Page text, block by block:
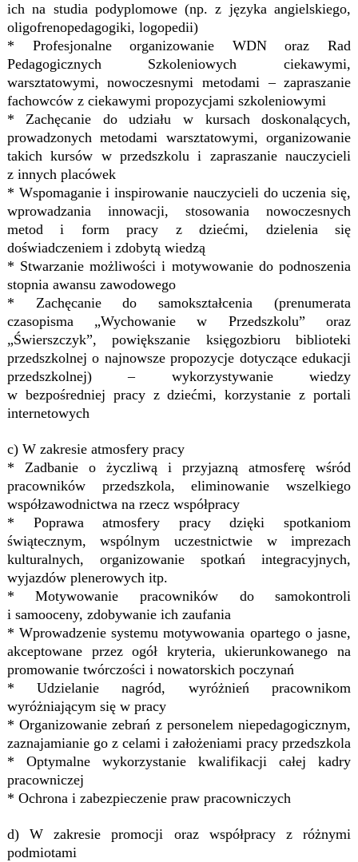
ich na studia podyplomowe (np. z języka angielskiego,
oligofrenopedagogiki, logopedii)
* Profesjonalne organizowanie WDN oraz Rad
Pedagogicznych Szkoleniowych ciekawymi,
warsztatowymi, nowoczesnymi metodami – zapraszanie
fachowców z ciekawymi propozycjami szkoleniowymi
* Zachęcanie do udziału w kursach doskonalących,
prowadzonych metodami warsztatowymi, organizowanie
takich kursów w przedszkolu i zapraszanie nauczycieli
z innych placówek
* Wspomaganie i inspirowanie nauczycieli do uczenia się,
wprowadzania innowacji, stosowania nowoczesnych
metod i form pracy z dziećmi, dzielenia się
doświadczeniem i zdobytą wiedzą
* Stwarzanie możliwości i motywowanie do podnoszenia
stopnia awansu zawodowego
* Zachęcanie do samokształcenia (prenumerata
czasopisma „Wychowanie w Przedszkolu” oraz
„Świerszczyk”, powiększanie księgozbioru biblioteki
przedszkolnej o najnowsze propozycje dotyczące edukacji
przedszkolnej) – wykorzystywanie wiedzy
w bezpośredniej pracy z dziećmi, korzystanie z portali
internetowych
c) W zakresie atmosfery pracy
* Zadbanie o życzliwą i przyjazną atmosferę wśród
pracowników przedszkola, eliminowanie wszelkiego
współzawodnictwa na rzecz współpracy
* Poprawa atmosfery pracy dzięki spotkaniom
świątecznym, wspólnym uczestnictwie w imprezach
kulturalnych, organizowanie spotkań integracyjnych,
wyjazdów plenerowych itp.
* Motywowanie pracowników do samokontroli
i samooceny, zdobywanie ich zaufania
* Wprowadzenie systemu motywowania opartego o jasne,
akceptowane przez ogół kryteria, ukierunkowanego na
promowanie twórczości i nowatorskich poczynań
* Udzielanie nagród, wyróżnień pracownikom
wyróżniającym się w pracy
* Organizowanie zebrań z personelem niepedagogicznym,
zaznajamianie go z celami i założeniami pracy przedszkola
* Optymalne wykorzystanie kwalifikacji całej kadry
pracowniczej
* Ochrona i zabezpieczenie praw pracowniczych
d) W zakresie promocji oraz współpracy z różnymi
podmiotami